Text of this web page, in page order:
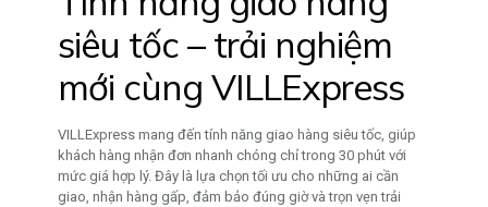
siêu tốc – trải nghiệm
mới cùng VILLExpress
VILLExpress mang đến tính năng giao hàng siêu tốc, giúp
khách hàng nhận đơn nhanh chóng chỉ trong 30 phút với
mức giá hợp lý. Đây là lựa chọn tối ưu cho những ai cần
giao, nhận hàng gấp, đảm bảo đúng giờ và trọn vẹn trải